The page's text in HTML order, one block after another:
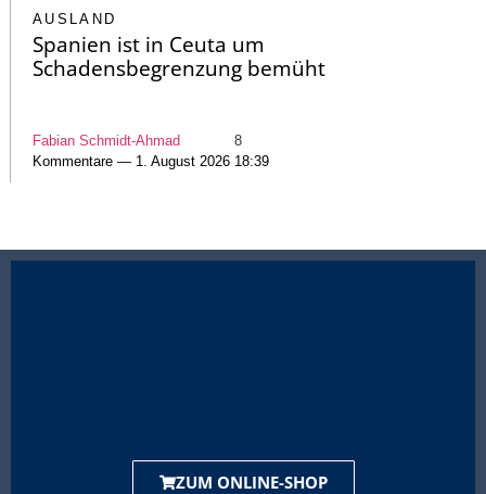
AUSLAND
Spanien ist in Ceuta um
Schadensbegrenzung bemüht
Fabian Schmidt-Ahmad
8
Kommentare — 1. August 2026 18:39
ZUM ONLINE-SHOP